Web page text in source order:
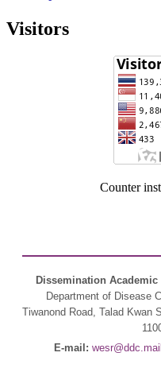
Visitors
Counter
Dissemination Academic
Department of Disease
Tiwanond Road, Talad Kwan
E-mail: